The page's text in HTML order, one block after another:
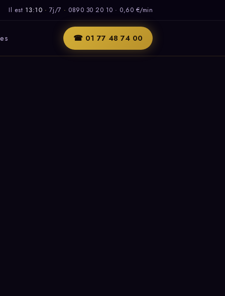
Il est 13:10 · 7j/7 · 0890 30 20 10 · 0,60 €/min
☎ 01 77 48 74 00